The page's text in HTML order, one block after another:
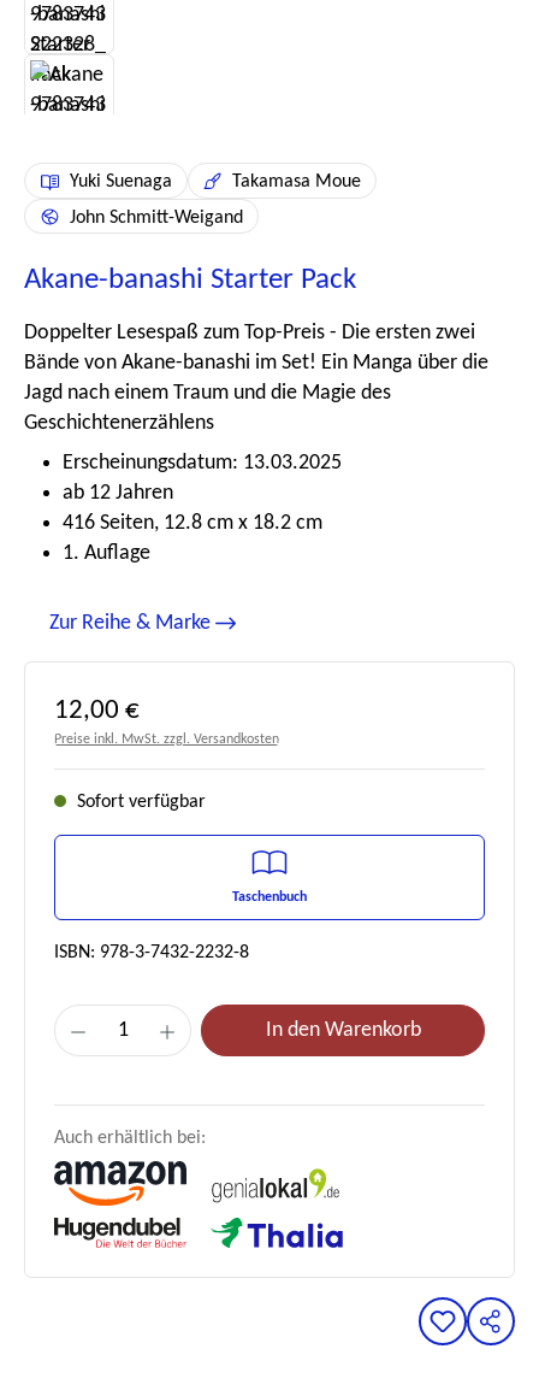
Yuki Suenaga
Takamasa Moue
John Schmitt-Weigand
Akane-banashi Starter Pack
Doppelter Lesespaß zum Top-Preis - Die ersten zwei
Bände von Akane-banashi im Set! Ein Manga über die
Jagd nach einem Traum und die Magie des
Geschichtenerzählens
Erscheinungsdatum: 13.03.2025
ab 12 Jahren
416 Seiten, 12.8 cm x 18.2 cm
1. Auflage
Zur Reihe & Marke
Regulärer Preis:
12,00 €
Preise inkl. MwSt. zzgl. Versandkosten
Sofort verfügbar
Taschenbuch
ISBN: 978-3-7432-2232-8
Produkt Anzahl: Gib den gewünschten
In den Warenkorb
Auch erhältlich bei: